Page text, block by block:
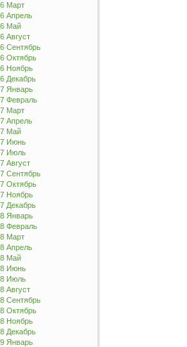
Март
Апрель
Май
Август
Сентябрь
Октябрь
Ноябрь
Декабрь
Январь
Февраль
Март
Апрель
Май
Июнь
Июль
Август
Сентябрь
Октябрь
Ноябрь
Декабрь
Январь
Февраль
Март
Апрель
Май
Июнь
Июль
Август
Сентябрь
Октябрь
Ноябрь
Декабрь
Январь